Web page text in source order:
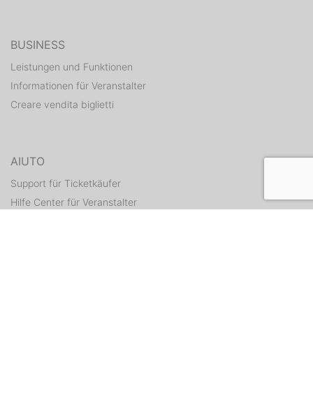
BUSINESS
Leistungen und Funktionen
Informationen für Veranstalter
Creare vendita biglietti
AIUTO
Support für Ticketkäufer
Hilfe Center für Veranstalter